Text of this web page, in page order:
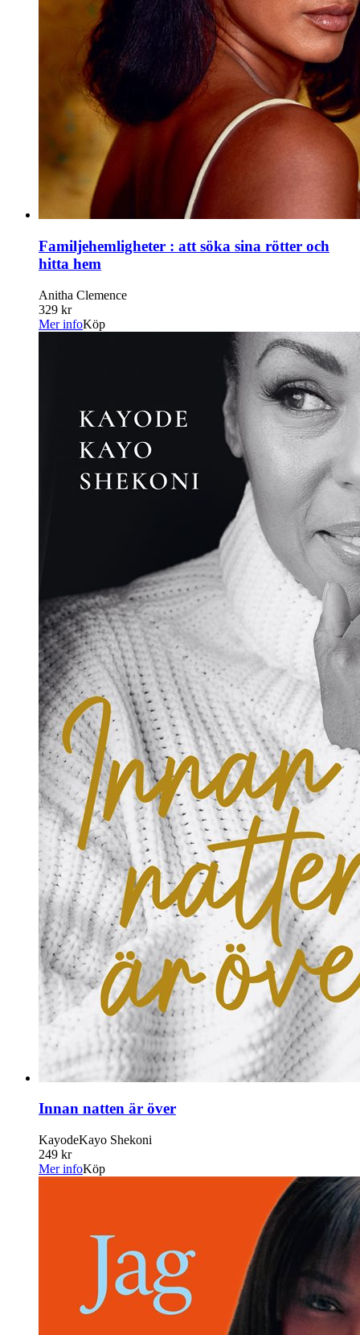
Familjehemligheter : att söka sina rötter och
hitta hem
Anitha Clemence
329 kr
Mer infoKöp
Innan natten är över
KayodeKayo Shekoni
249 kr
Mer infoKöp